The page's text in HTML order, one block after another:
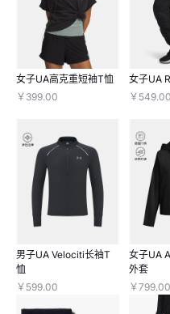
女子UA高克重短袖T恤
￥399.00
女子UA
￥549.00
男子UA Velociti长袖T
恤
￥599.00
女子UA
外套
￥799.00